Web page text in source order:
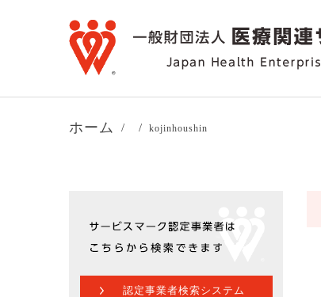
ホーム kojinhoushin
認定事業者検索システム